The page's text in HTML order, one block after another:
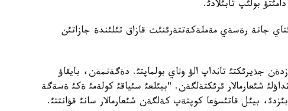
بولئپ تابئلادئ.
جانة رةسةي مةملةكةتتةرئنئث قازاق تئلئندة جازاتئن
جذيرئكتئ تاثداپ الؤ وثاي بولماپتئ. دةگةنمةن، بايقاؤ
شئعارمالار ئرئكتةلگةن. "بيئلعئ سئياقئ كولةمئ ةكئ ةسةگة
بيئل قاتئسؤعا كوپتةپ كةلگةن شئعارمالار سانئ قؤانتتئ.